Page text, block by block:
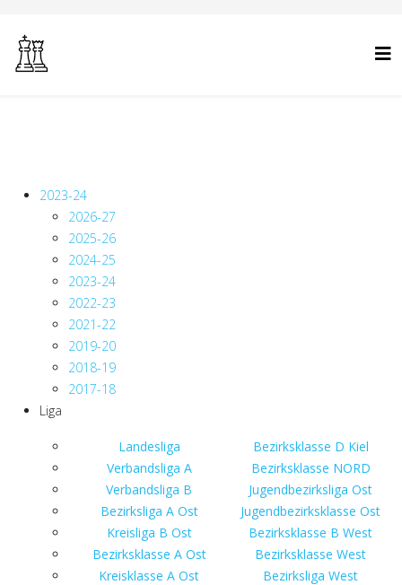
2023-24
2026-27
2025-26
2024-25
2023-24
2022-23
2021-22
2019-20
2018-19
2017-18
Liga
Landesliga
Bezirksklasse D Kiel
Verbandsliga A
Bezirksklasse NORD
Verbandsliga B
Jugendbezirksliga Ost
Bezirksliga A Ost
Jugendbezirksklasse Ost
Kreisliga B Ost
Bezirksklasse B West
Bezirksklasse A Ost
Bezirksklasse West
Kreisklasse A Ost
Bezirksliga West